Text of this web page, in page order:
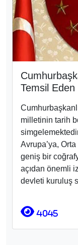
Temsil
milletinin tarih
Avrupa’ya,
geniş bir
açıdan önemli
devleti kuruluş
4045